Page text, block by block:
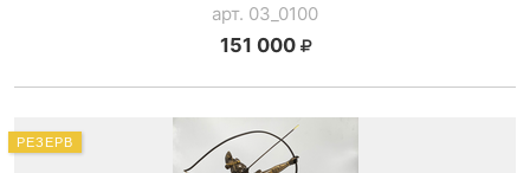
арт. 03_0100
151 000
РЕЗЕРВ